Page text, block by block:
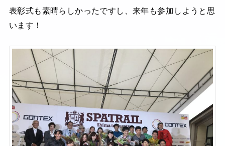
表彰式も素晴らしかったですし、来年も参加しようと思
います！